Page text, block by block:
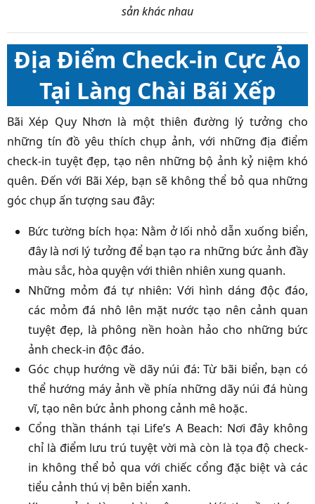
sản khác nhau
Địa Điểm Check-in Cực Ảo
Tại Làng Chài Bãi Xếp
Bãi Xép Quy Nhơn là một thiên đường lý tưởng cho
những tín đồ yêu thích chụp ảnh, với những địa điểm
check-in tuyệt đẹp, tạo nên những bộ ảnh kỷ niệm khó
quên. Đến với Bãi Xép, bạn sẽ không thể bỏ qua những
góc chụp ấn tượng sau đây:
Bức tường bích họa: Nằm ở lối nhỏ dẫn xuống biển,
đây là nơi lý tưởng để bạn tạo ra những bức ảnh đầy
màu sắc, hòa quyện với thiên nhiên xung quanh.
Những mỏm đá tự nhiên: Với hình dáng độc đáo,
các mỏm đá nhô lên mặt nước tạo nên cảnh quan
tuyệt đẹp, là phông nền hoàn hảo cho những bức
ảnh check-in độc đáo.
Góc chụp hướng về dãy núi đá: Từ bãi biển, bạn có
thể hướng máy ảnh về phía những dãy núi đá hùng
vĩ, tạo nên bức ảnh phong cảnh mê hoặc.
Cổng thần thánh tại Life’s A Beach: Nơi đây không
chỉ là điểm lưu trú tuyệt vời mà còn là tọa độ check-
in không thể bỏ qua với chiếc cổng đặc biệt và các
tiểu cảnh thú vị bên biển xanh.